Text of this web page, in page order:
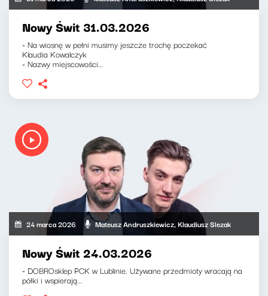
Nowy Świt 31.03.2026
- Na wiosnę w pełni musimy jeszcze trochę poczekać
Klaudia Kowalczyk
- Nazwy miejscowości...
24 marca 2026 Mateusz Andruszkiewicz, Klaudiusz Slezak
Nowy Świt 24.03.2026
- DOBROsklep PCK w Lublinie. Używane przedmioty wracają na
półki i wspierają...